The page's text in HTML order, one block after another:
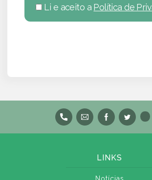
Li e aceito a Política de
LINKS